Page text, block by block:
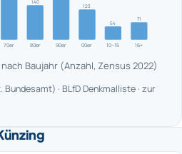
70er 80er
140
90er 00er
123
10–15
54
16+
71
Baujahr (Anzahl, Zensus 2022)
· BLfD Denkmalliste · zur